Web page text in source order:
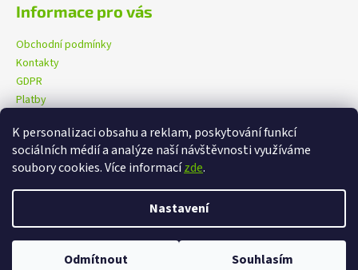
K personalizaci obsahu a reklam, poskytování funkcí
sociálních médií a analýze naší návštěvnosti využíváme
soubory cookies. Více informacízde.
Nastavení
Odmítnout Souhlasím
Ve dnech 13-14.8 omezení provozu V případě návštěvy se dotazujte na
Informace pro vás
Obchodní podmínky
Kontakty
GDPR
Platby
eXtrem-audio na facebooku eXtrem-audio na Instagramu
Copyright 2026eXtrem-audio.cz. Všechna práva vyhrazena.
Upravit nastavení cookies